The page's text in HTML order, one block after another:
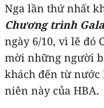
Nga lần thứ nhất
Chương trình
ngày 6/10, vì lẽ đó
mời những người
khách đến từ
niên này của HBA.